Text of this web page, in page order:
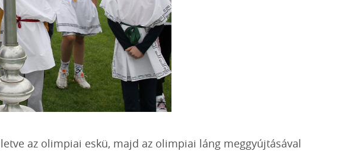
az olimpiai eskü, majd az olimpiai láng meggyújtásával